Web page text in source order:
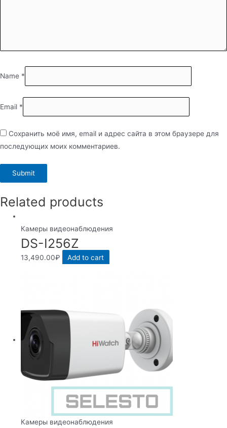
Name *
Email *
Сохранить моё имя, email и адрес сайта в этом браузере для
последующих моих комментариев.
Related products
Камеры видеонаблюдения
DS-I256Z
13,490.00₽ Add to cart
Камеры видеонаблюдения